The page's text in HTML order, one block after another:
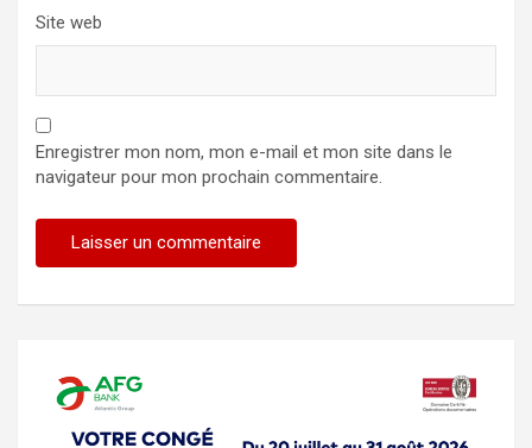
Site web
Enregistrer mon nom, mon e-mail et mon site dans le
navigateur pour mon prochain commentaire.